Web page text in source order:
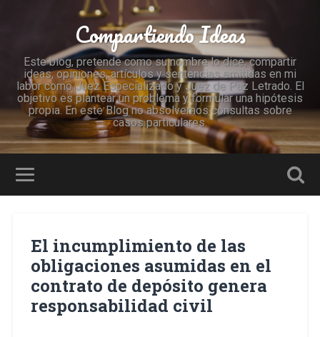
Compartiendo Ideas
Este blog, pretende como su nombre lo dice, compartir
ideas, opiniones, artículos y sentencias emitidas en mi
labor como Juez Especializado y Juez de Paz Letrado. El
objetivo es plantear un problema y formular una hipótesis
propia. En este Blog no absolvemos consultas sobre
casos particulares.
El incumplimiento de las
obligaciones asumidas en el
contrato de depósito genera
responsabilidad civil